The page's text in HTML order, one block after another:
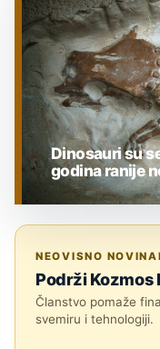
Dinosauri su
godina ranije
NEOVISNO
Podrži Kozmos
Članstvo pomaže
svemiru i tehnologiji.